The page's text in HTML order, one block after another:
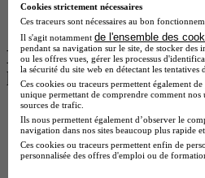
BTS Communication à Lyon
BTS Ndrc à Lyon
Les intitulés de
les plus recherchés
BTS Esf en alternance
BTS Dietetique en alternance
BTS Mco en alternance
BTS Pi en alternance
Cookies strictement nécessaires
Ces traceurs sont nécessaires au bon
Il s'agit notamment de l'ensemble des
pendant sa navigation sur le site, de stocker des
ou les offres vues, gérer les processus
la sécurité du site web en détectant les
Ces cookies ou traceurs permettent également
unique permettant de comprendre comment
sources de trafic.
Ils nous permettent également d’observer le
navigation dans nos sites beaucoup plus rapide
Ces cookies ou traceurs permettent enfin de
personnalisée des offres d'emploi ou de